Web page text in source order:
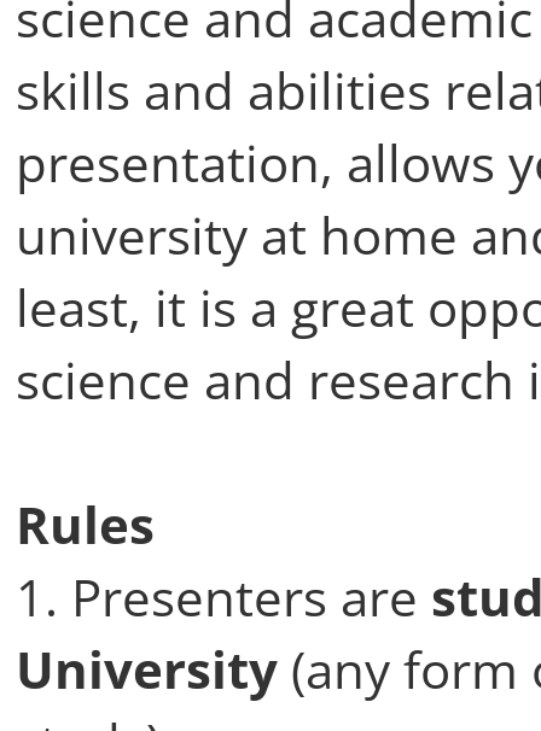
science and
skills and abilities
presentation, allows
university at home
least, it is a great
science and research
Rules
1. Presenters are
University (any form